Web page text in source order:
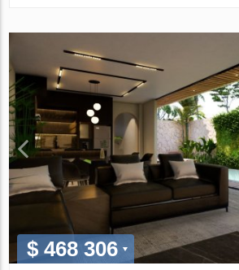
$ 468 306